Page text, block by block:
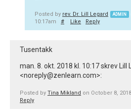
Posted by rev. Dr. Lill Legard ADMIN
10:17am
# Like Reply
Tusentakk
man. 8. okt. 2018 kl. 10:17 skrev Lill
<noreply@zenlearn.com>:
Posted by Tina Mikland on October 8,
Reply